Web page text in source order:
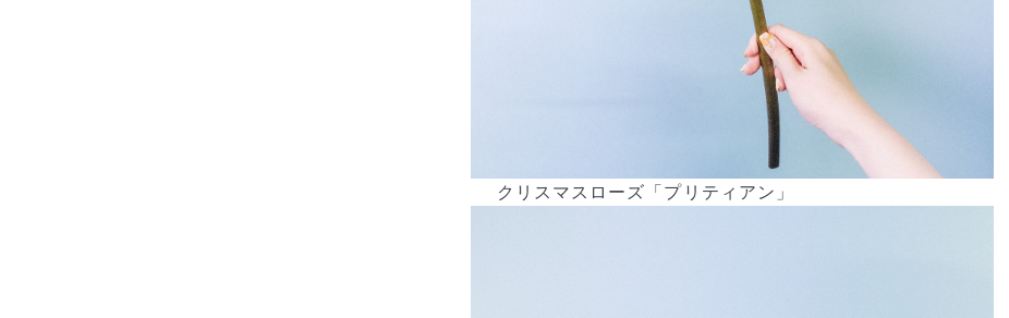
に近いものをお届けできるように人の目でチェックをしていま
クリスマスローズ「プリティアン」